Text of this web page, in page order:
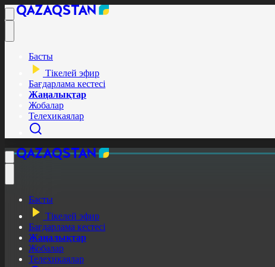
Басты
Тікелей эфир
Бағдарлама кестесі
Жаңалықтар
Жобалар
Телехикаялар
Басты
Тікелей эфир
Бағдарлама кестесі
Жаңалықтар
Жобалар
Телехикаялар